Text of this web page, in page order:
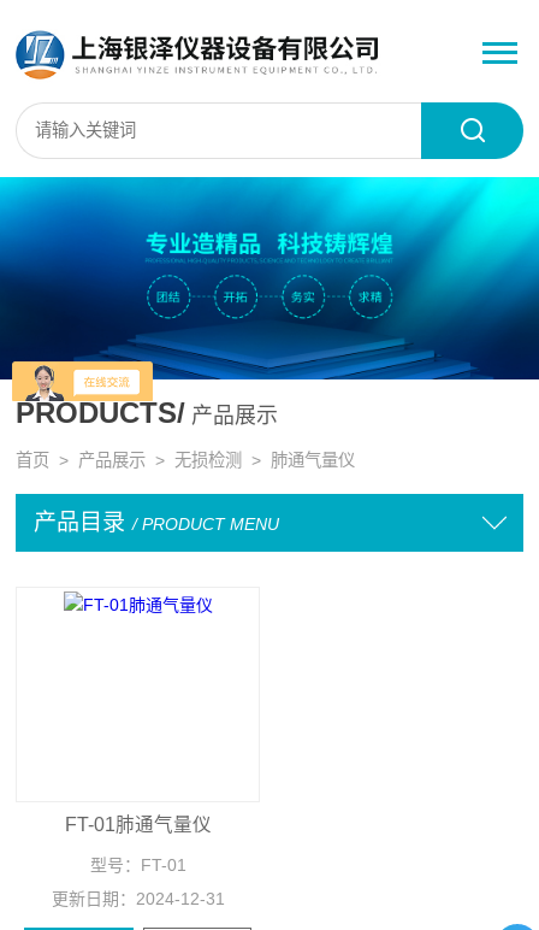
PRODUCTS/ 产品展示
首页 > 产品展示 >无损检测 > 肺通气量仪
产品目录 / PRODUCT MENU
FT-01肺通气量仪
型号： FT-01
更新日期： 2024-12-31